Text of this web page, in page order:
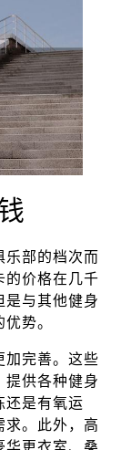
乐部的档次而
的价格在几千
是与其他健身
势。
加完善。这些
提供各种健身
还是有氧运
求。此外，高
华更衣室、桑